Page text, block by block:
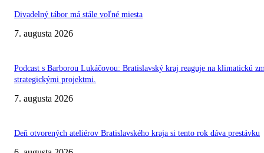
Divadelný tábor má stále voľné miesta
7. augusta 2026
Podcast s Barborou Lukáčovou: Bratislavský kraj reaguje na klimatickú
strategickými projektmi.
7. augusta 2026
Deň otvorených ateliérov Bratislavského kraja si tento rok dáva prestávku